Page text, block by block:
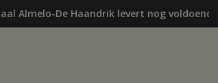
Almelo-De Haandrik levert nog